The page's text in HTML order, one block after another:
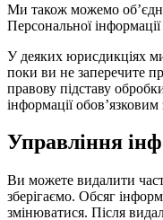
Ми також можемо
Персональної
У деяких юрисдикціях
поки ви не заперечите
правову підставу
інформації
Управління
Ви можете видалити
зберігаємо. Обсяг
змінюватися. Після